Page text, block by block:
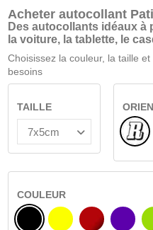
Acheter autocollant
Des autocollants idéaux à
la voiture, la tablette, le
Choisissez la couleur, la taille
besoins
TAILLE
COULEUR
NOIR
JAUNE BOURGOGNE
VIOLET